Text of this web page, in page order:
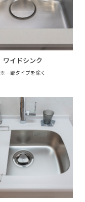
ワイドシンク
※一部タイプを除く